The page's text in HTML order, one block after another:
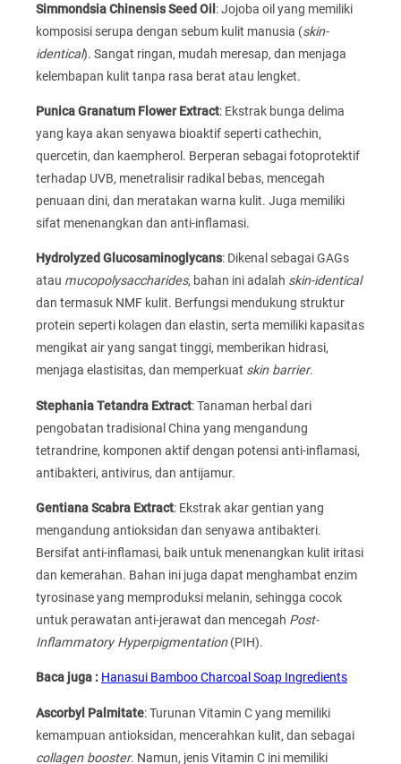
Simmondsia Chinensis Seed Oil : Jojoba oil yang memiliki
komposisi serupa dengan sebum kulit manusia (skin-
identical). Sangat ringan, mudah meresap, dan menjaga
kelembapan kulit tanpa rasa berat atau lengket.
Punica Granatum Flower Extract: Ekstrak bunga delima
yang kaya akan senyawa bioaktif seperti cathechin,
quercetin, dan kaempherol. Berperan sebagai fotoprotektif
terhadap UVB, menetralisir radikal bebas, mencegah
penuaan dini, dan meratakan warna kulit. Juga memiliki
sifat menenangkan dan anti-inflamasi.
Hydrolyzed Glucosaminoglycans: Dikenal sebagai GAGs
atau mucopolysaccharides, bahan ini adalah skin-identical
dan termasuk NMF kulit. Berfungsi mendukung struktur
protein seperti kolagen dan elastin, serta memiliki kapasitas
mengikat air yang sangat tinggi, memberikan hidrasi,
menjaga elastisitas, dan memperkuat skin barrier.
Stephania Tetandra Extract: Tanaman herbal dari
pengobatan tradisional China yang mengandung
tetrandrine, komponen aktif dengan potensi anti-inflamasi,
antibakteri, antivirus, dan antijamur.
Gentiana Scabra Extract: Ekstrak akar gentian yang
mengandung antioksidan dan senyawa antibakteri.
Bersifat anti-inflamasi, baik untuk menenangkan kulit iritasi
dan kemerahan. Bahan ini juga dapat menghambat enzim
tyrosinase yang memproduksi melanin, sehingga cocok
untuk perawatan anti-jerawat dan mencegah Post-
Inflammatory Hyperpigmentation(PIH).
Baca juga : Hanasui Bamboo Charcoal Soap Ingredients
Ascorbyl Palmitate: Turunan Vitamin C yang memiliki
kemampuan antioksidan, mencerahkan kulit, dan sebagai
collagen booster. Namun, jenis Vitamin C ini memiliki